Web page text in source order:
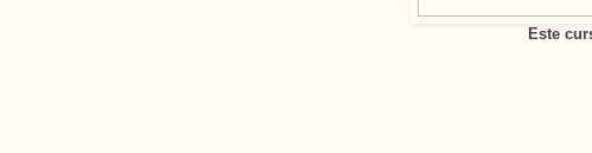
Este